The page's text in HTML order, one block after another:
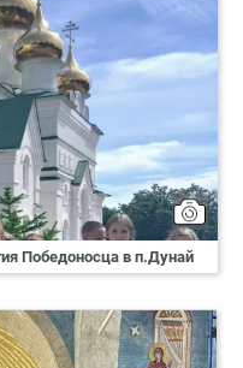
Победоносца в п.Дунай